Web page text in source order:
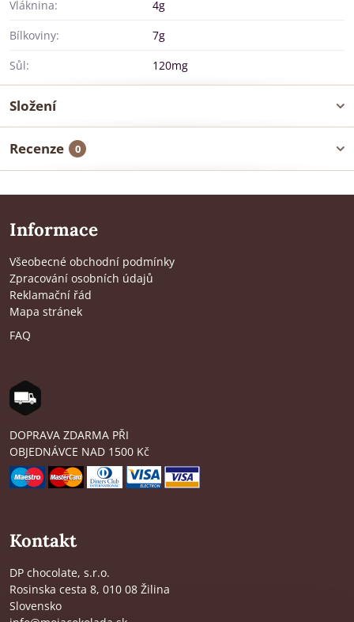
Vláknina:
4g
Bílkoviny:
7g
Sůl:
120mg
Složení
Recenze 0
Informace
Všeobecné obchodní podmínky
Zpracování osobních údajů
Reklamační řád
Mapa stránek
FAQ
DOPRAVA ZDARMA PŘI
OBJEDNÁVCE NAD 1500 Kč
Kontakt
DP chocolate, s.r.o.
Rosinska cesta 8, 010 08 Žilina
Slovensko